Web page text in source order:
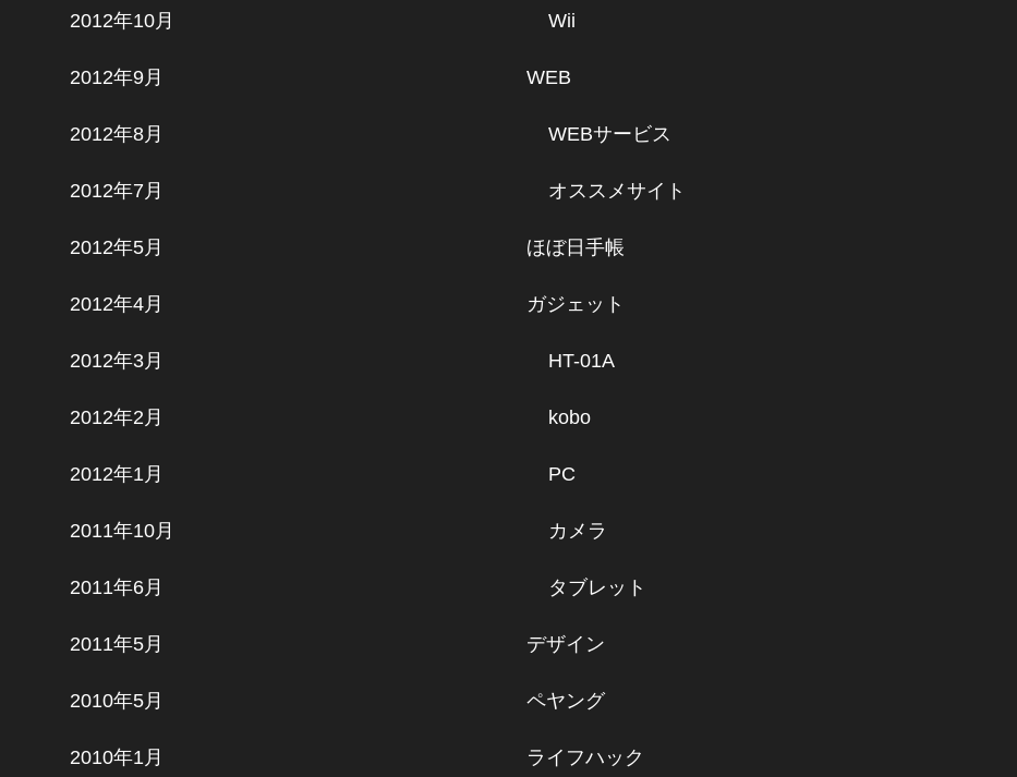
2012年10月
2012年9月
2012年8月
2012年7月
2012年5月
2012年4月
2012年3月
2012年2月
2012年1月
2011年10月
2011年6月
2011年5月
2010年5月
2010年1月
Wii
WEB
WEBサービス
オススメサイト
ほぼ日手帳
ガジェット
HT-01A
kobo
PC
カメラ
タブレット
デザイン
ペヤング
ライフハック